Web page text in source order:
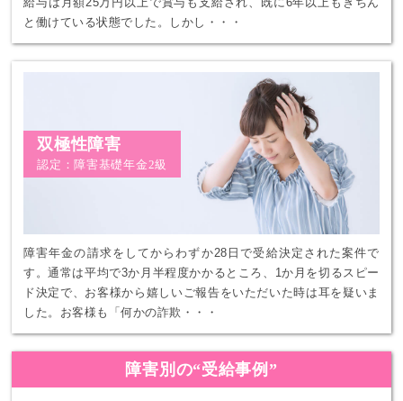
と働けている状態でした。しかし・・・
双極性障害
認定：障害基礎年金2級
障害年金の請求をしてからわずか28日で受給決定された案件で
す。通常は平均で3か月半程度かかるところ、1か月を切るスピー
ド決定で、お客様から嬉しいご報告をいただいた時は耳を疑いま
した。お客様も「何かの詐欺・・・
障害別の“受給事例”